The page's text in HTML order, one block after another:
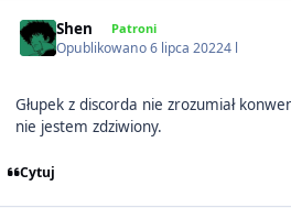
Shen Patroni
Opublikowano6 lipca 20224 l
Głupek z discorda nie zrozumiał
nie jestem zdziwiony.
Cytuj